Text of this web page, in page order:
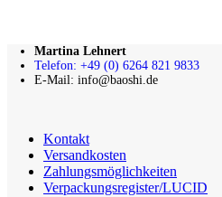
Martina Lehnert
Telefon: +49 (0) 6264 821 9833
E-Mail: info@baoshi.de
Kontakt
Versandkosten
Zahlungsmöglichkeiten
Verpackungsregister/LUCID